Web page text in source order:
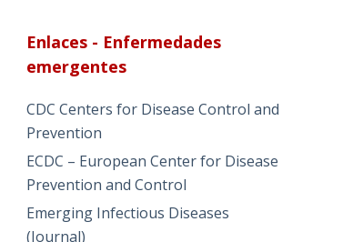
categorías
Enlaces - Enfermedades
emergentes
CDC Centers for Disease Control and
Prevention
ECDC – European Center for Disease
Prevention and Control
Emerging Infectious Diseases
(Journal)